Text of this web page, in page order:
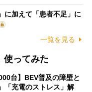
に加えて「患者不足」に
一覧を見る
使ってみた
台】BEV普及の障壁と
「充電のストレス」解